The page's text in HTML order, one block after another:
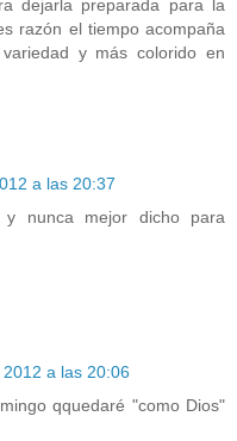
dejarla preparada para la
razón el tiempo acompaña
y más colorido en
a las 20:37
nunca mejor dicho para
a las 20:06
qquedaré "como Dios"